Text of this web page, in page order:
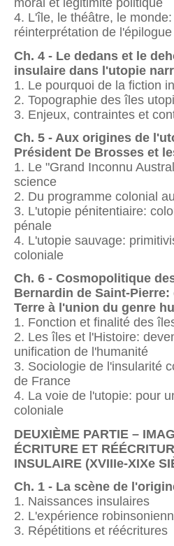
moral et légitimité politique
4. L'île, le théâtre, le
réinterprétation de l'épilogue
Ch. 4 - Le dedans et le
insulaire dans l'utopie
1. Le pourquoi de la fiction
2. Topographie des îles
3. Enjeux, contraintes et
Ch. 5 - Aux origines de
Président De Brosses et
1. Le "Grand Inconnu
science
2. Du programme colonial
3. L'utopie pénitentiaire:
pénale
4. L'utopie sauvage:
coloniale
Ch. 6 - Cosmopolitique
Bernardin de Saint-
Terre à l'union du genre
1. Fonction et finalité des
2. Les îles et l'Histoire:
unification de l'humanité
3. Sociologie de l'insularité
de France
4. La voie de l'utopie: pour
coloniale
DEUXIÈME PARTIE –
ÉCRITURE ET
INSULAIRE (XVIIIe-XIXe
Ch. 1 - La scène de
1. Naissances insulaires
2. L'expérience
3. Répétitions et réécritures